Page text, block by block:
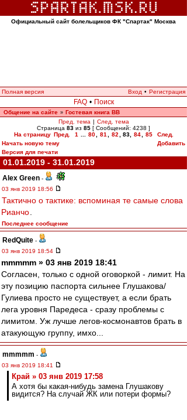
Официальный сайт болельщиков ФК "Спартак" Москва
Полная версия Вход • Регистрация
FAQ • Поиск
Общение на сайте » Гостевая книга ВВ
Пред. тема | След. тема
Страница 83 из 85 [ Сообщений: 4238 ]
На страницу Пред. 1 80 81 82 83, 84 85
След.
Начать новую тему
Добавить
Версия для печати
01.01.2019 - 31.01.2019
Alex Green -
03 янв 2019 18:56
Тактично о тактике: вспоминая те самые слова
Рианчо
Последнее сообщение
RedQuite -
03 янв 2019 18:54
mmmmm » 03 янв 2019 18:41
Согласен, только с одной оговоркой - лимит. На
эту позицию паспорта сильнее Глушакова/
Гулиева просто не существует, а если брать
лега уровня Паредеса - сразу проблемы с
лимитом. Уж лучше легов-космонавтов брать в
атакующую группу, имхо...
mmmmm -
03 янв 2019 18:41
Край » 03 янв 2019 17:58
А хотя бы какая-нибудь замена Глушакову
видится? На случай ЖК или потери формы?